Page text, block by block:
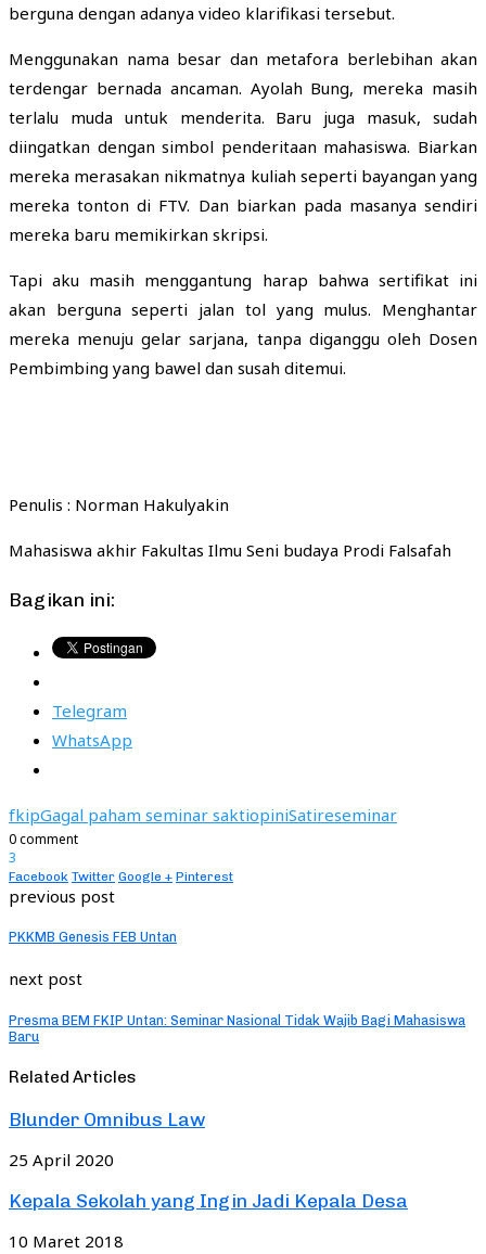
berguna dengan adanya video klarifikasi tersebut.
Menggunakan nama besar dan metafora berlebihan akan
terdengar bernada ancaman. Ayolah Bung, mereka masih
terlalu muda untuk menderita. Baru juga masuk, sudah
diingatkan dengan simbol penderitaan mahasiswa. Biarkan
mereka merasakan nikmatnya kuliah seperti bayangan yang
mereka tonton di FTV. Dan biarkan pada masanya sendiri
mereka baru memikirkan skripsi.
Tapi aku masih menggantung harap bahwa sertifikat ini
akan berguna seperti jalan tol yang mulus. Menghantar
mereka menuju gelar sarjana, tanpa diganggu oleh Dosen
Pembimbing yang bawel dan susah ditemui.
Penulis : Norman Hakulyakin
Mahasiswa akhir Fakultas Ilmu Seni budaya Prodi Falsafah
Bagikan ini:
Telegram
WhatsApp
fkipGagal paham seminar saktiopiniSatireseminar
0 comment
3
Facebook Twitter Google + Pinterest
previous post
PKKMB Genesis FEB Untan
next post
Presma BEM FKIP Untan: Seminar Nasional Tidak Wajib Bagi Mahasiswa
Baru
Related Articles
Blunder Omnibus Law
25 April 2020
Kepala Sekolah yang Ingin Jadi Kepala Desa
10 Maret 2018